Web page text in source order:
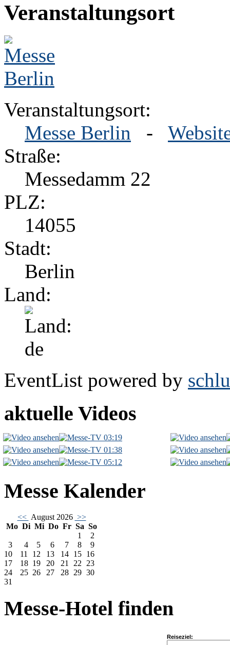
Veranstaltungsort
Veranstaltungsort:
Messe Berlin -
Straße:
Messedamm 22
PLZ:
14055
Stadt:
Berlin
Land:
EventList powered by
aktuelle Videos
03:19
01:38
05:12
Messe Kalender
<< August 2026 >>
Mo Di Mi Do Fr Sa So
1
2
3
4 5 6 7 8
9
10
11 12 13 14 15 16
17
18 19 20 21 22
23
24
25 26 27 28 29 30
31
Messe-Hotel finden
Reiseziel: